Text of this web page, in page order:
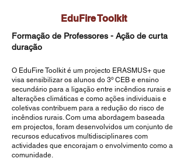
EduFire Toolkit
Formação de Professores - Ação de curta
duração
O EduFire Toolkit é um projecto ERASMUS+ que
visa sensibilizar os alunos do 3º CEB e ensino
secundário para a ligação entre incêndios rurais e
alterações climáticas e como ações individuais e
coletivas contribuem para a redução do risco de
incêndios rurais. Com uma abordagem baseada
em projectos, foram desenvolvidos um conjunto de
recursos educativos multidisciplinares com
actividades que encorajam o envolvimento como a
comunidade.